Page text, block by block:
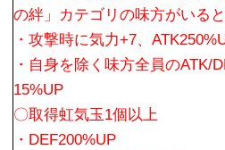
の絆」カテゴリの味方がいる
・攻撃時に気力+7、
・自身を除く味方全員のATK/
15%UP
〇取得虹気玉1個以上
・DEF200%UP